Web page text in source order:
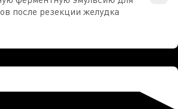
после резекции желудка